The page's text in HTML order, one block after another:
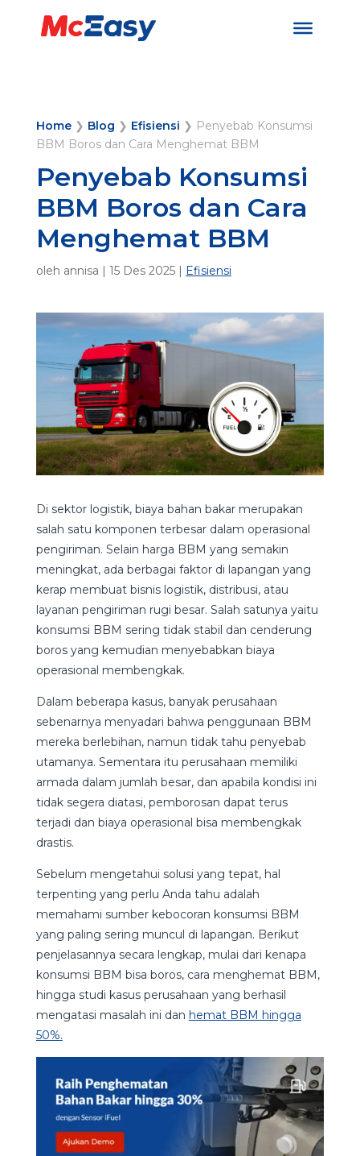
Home❯ Blog ❯ Efisiensi ❯ Penyebab Konsumsi
BBM Boros dan Cara Menghemat BBM
Penyebab Konsumsi
BBM Boros dan Cara
Menghemat BBM
oleh annisa | 15 Des 2025| Efisiensi
Di sektor logistik, biaya bahan bakar merupakan
salah satu komponen terbesar dalam operasional
pengiriman. Selain harga BBM yang semakin
meningkat, ada berbagai faktor di lapangan yang
kerap membuat bisnis logistik, distribusi, atau
layanan pengiriman rugi besar. Salah satunya yaitu
konsumsi BBM sering tidak stabil dan cenderung
boros yang kemudian menyebabkan biaya
operasional membengkak.
Dalam beberapa kasus, banyak perusahaan
sebenarnya menyadari bahwa penggunaan BBM
mereka berlebihan, namun tidak tahu penyebab
utamanya. Sementara itu perusahaan memiliki
armada dalam jumlah besar, dan apabila kondisi ini
tidak segera diatasi, pemborosan dapat terus
terjadi dan biaya operasional bisa membengkak
drastis.
Sebelum mengetahui solusi yang tepat, hal
terpenting yang perlu Anda tahu adalah
memahami sumber kebocoran konsumsi BBM
yang paling sering muncul di lapangan. Berikut
penjelasannya secara lengkap, mulai dari kenapa
konsumsi BBM bisa boros, cara menghemat BBM,
hingga studi kasus perusahaan yang berhasil
mengatasi masalah ini dan hemat BBM hingga
50%.